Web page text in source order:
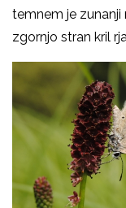
temnem je zunanji
zgornjo stran kril